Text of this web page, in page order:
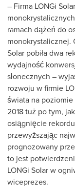
– Firma LONGi Solar
ramach dążeń do
monokrystalicznej.
Solar pobiła dwa
wydajność
słonecznych –
rozwoju w firmie
świata na
2018 tuż po tym,
osiągnięcie
przewyższając
prognozowany
to jest
LONGi Solar w
wiceprezes.